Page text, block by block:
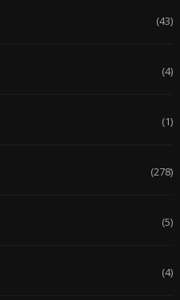
(43)
(4)
(1)
(278)
(5)
(4)